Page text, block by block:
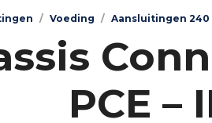
/ Voeding / Aansluitingen 240
PCE –